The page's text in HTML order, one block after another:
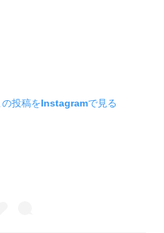
の投稿をInstagramで見る